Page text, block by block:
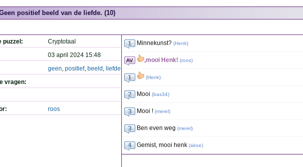
positief beeld van de liefde. (10)
puzzel:
Cryptotaal
03 april 2024 15:48
geen, positief, beeld , liefde
vragen:
roos
Minnekunst? (Henk)
,mooi Henk! (roos)
(Henk)
Mooi (bas34)
Mooi ! (merel)
Ben even weg (merel)
Gemist, mooi henk (akoe)